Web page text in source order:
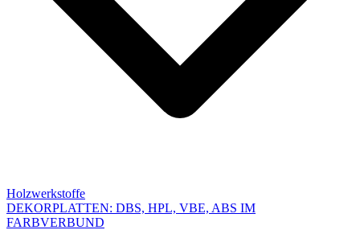
Holzwerkstoffe
DEKORPLATTEN: DBS, HPL, VBE, ABS IM
FARBVERBUND